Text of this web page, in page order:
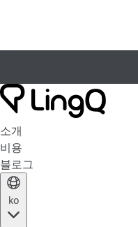
소개
비용
블로그
ko